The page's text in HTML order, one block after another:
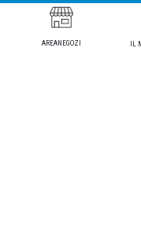
AREANEGOZI IL